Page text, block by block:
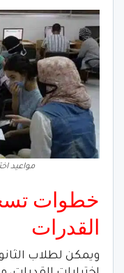
مواعيد
خطوات
القدرات